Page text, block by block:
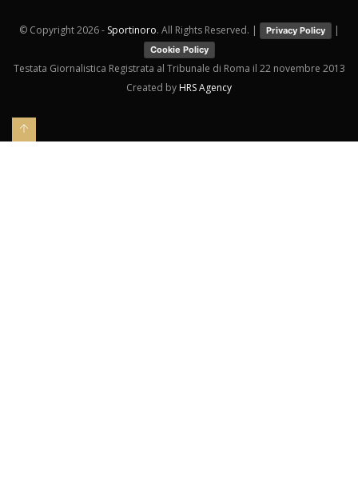
© Copyright2026 - Sportinoro. All Rights Reserved. | Privacy Policy |
Cookie Policy
Testata Giornalistica Registrata al Tribunale di Roma il 22 novembre 2013
Created by HRS Agency